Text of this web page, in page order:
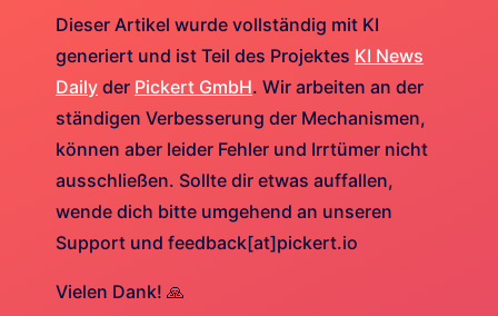
Dieser Artikel wurde vollständig mit KI
generiert und ist Teil des Projektes KI News
Daily der Pickert GmbH. Wir arbeiten an der
ständigen Verbesserung der Mechanismen,
können aber leider Fehler und Irrtümer nicht
ausschließen. Sollte dir etwas auffallen,
wende dich bitte umgehend an unseren
Support und feedback[at]pickert.io
Vielen Dank! 🙏